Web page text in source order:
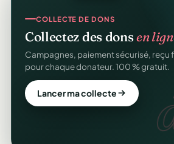
COLLECTE DE DONS
Collectez des donsen
Campagnes, paiement sécurisé, reçu
pour chaque donateur. 100 % gratuit.
Lancer ma collecte